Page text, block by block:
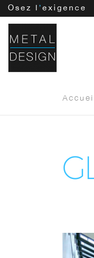
Osez l ’exigence